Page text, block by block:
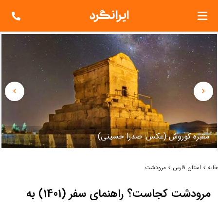
مقبره کوروش (عکس: صدرا حسيني)
خانه استان فارس مرودشت
مرودشت کجاست؟ راهنمای سفر (1401) به